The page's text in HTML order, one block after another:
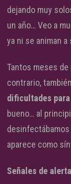
dejando muy
un año… Veo a
ya ni se animan a
Tantos meses
contrario,
dificultades
bueno… al
aparece como
Señales de